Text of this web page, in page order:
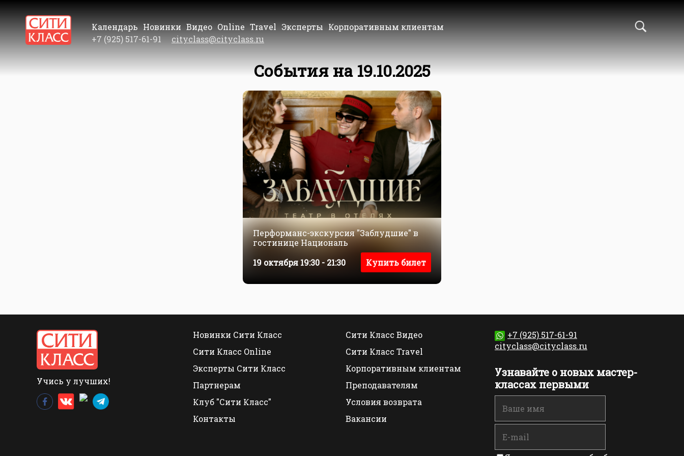
Календарь Новинки Видео Online Travel Эксперты Корпоративным клиентам
+7 (925) 517-61-91
cityclass@cityclass.ru
События на 19.10.2025
Перформанс-экскурсия "Заблудшие" в
гостинице Националь
19 октября 19:30 - 21:30
Купить билет
Учись у лучших!
Новинки Сити Класс
Сити Класс Видео
Сити Класс Online
Сити Класс Travel
Эксперты Сити Класс
Корпоративным клиентам
Партнерам
Преподавателям
Клуб "Сити Класс"
Условия возврата
Контакты
Вакансии
+7 (925) 517-61-91
cityclass@cityclass.ru
Узнавайте о новых мастер-
классах первыми